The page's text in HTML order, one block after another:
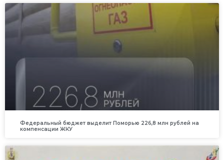
Федеральный бюджет выделит Поморью 226,8 млн рублей на
компенсации ЖКУ